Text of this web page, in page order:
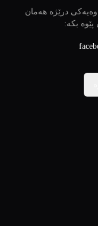
درێژە هەمان
بکە: